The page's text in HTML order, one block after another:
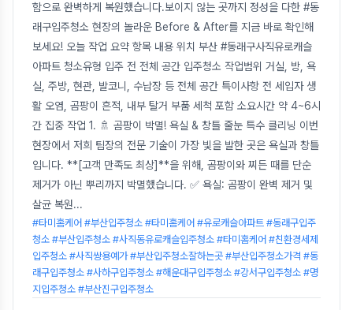
함으로 완벽하게 복원했습니다.보이지 않는 곳까지 정성을 다한 #동
래구입주청소 현장의 놀라운 Before & After를 지금 바로 확인해
보세요! 오늘 작업 요약 항목 내용 위치 부산 #동래구사직유로캐슬
아파트 청소유형 입주 전 전체 공간 입주청소 작업범위 거실, 방, 욕
실, 주방, 현관, 발코니, 수납장 등 전체 공간 특이사항 전 세입자 생
활 오염, 곰팡이 흔적, 내부 탈거 부품 세척 포함 소요시간 약 4~6시
간 집중 작업 1. 🚿 곰팡이 박멸! 욕실 & 창틀 줄눈 특수 클리닝 이번
현장에서 저희 팀장의 전문 기술이 가장 빛을 발한 곳은 욕실과 창틀
입니다. **[고객 만족도 최상]**을 위해, 곰팡이와 찌든 때를 단순
제거가 아닌 뿌리까지 박멸했습니다. ✅ 욕실: 곰팡이 완벽 제거 및
살균 복원...
#타미홈케어 #부산입주청소 #타미홈케어 #유로캐슬아파트 #동래구입주
청소 #부산입주청소 #사직동유로캐슬입주청소 #타미홈케어 #친환경세제
입주청소 #사직쌍용예가 #부산입주청소잘하는곳 #부산입주청소가격 #동
래구입주청소 #사하구입주청소 #해운대구입주청소 #강서구입주청소 #명
지입주청소 #부산진구입주청소